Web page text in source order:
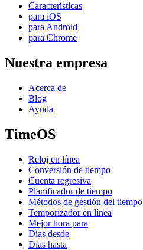
Características
para iOS
para Android
para Chrome
Nuestra empresa
Acerca de
Blog
Ayuda
TimeOS
Reloj en línea
Conversión de tiempo
Cuenta regresiva
Planificador de tiempo
Métodos de gestión del tiempo
Temporizador en línea
Mejor hora para
Días desde
Días hasta